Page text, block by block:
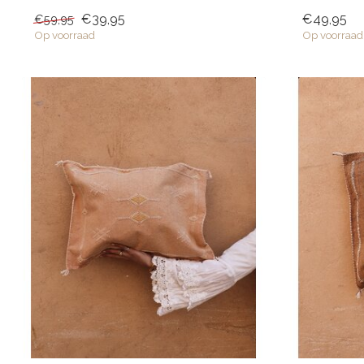
€59,95 €39,95
Op voorraad
€49,95
Op voorraad